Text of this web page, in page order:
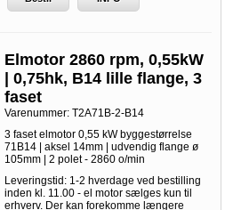
Elmotor 2860 rpm, 0,55kW
| 0,75hk, B14 lille flange, 3
faset
Varenummer:T2A71B-2-B14
3 faset elmotor 0,55 kW byggestørrelse
71B14 | aksel 14mm | udvendig flange ø
105mm | 2 polet - 2860 o/min
Leveringstid: 1-2 hverdage ved bestilling
inden kl. 11.00 - el motor sælges kun til
erhverv. Der kan forekomme længere